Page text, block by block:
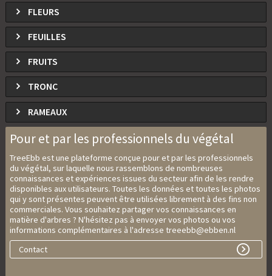
FLEURS
FEUILLES
FRUITS
TRONC
RAMEAUX
Pour et par les professionnels du végétal
TreeEbb est une plateforme conçue pour et par les professionnels
du végétal, sur laquelle nous rassemblons de nombreuses
connaissances et expériences issues du secteur afin de les rendre
disponibles aux utilisateurs. Toutes les données et toutes les photos
qui y sont présentes peuvent être utilisées librement à des fins non
commerciales. Vous souhaitez partager vos connaissances en
matière d'arbres ? N'hésitez pas à envoyer vos photos ou vos
informations complémentaires à l'adresse treeebb@ebben.nl
Contact